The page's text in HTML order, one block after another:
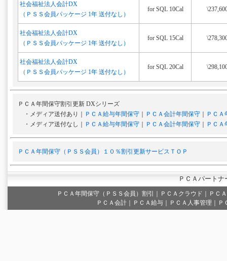
社会福祉法人会計DX
（ＰＳＳ会員パッケージ 1年 送付なし）
for SQL 10Cal
社会福祉法人会計DX
（ＰＳＳ会員パッケージ 1年 送付なし）
for SQL 15Cal
社会福祉法人会計DX
（ＰＳＳ会員パッケージ 1年 送付なし）
for SQL 20Cal
ＰＣＡ年間保守割引更新 DXシリーズ
・メディア送付あり｜
ＰＣＡ給与年間保守 ＰＣＡ会計年間保守
ＰＣＡ
・メディア送付なし｜
ＰＣＡ給与年間保守 ＰＣＡ会計年間保守 ＰＣＡ
ＰＣＡ年間保守（ＰＳＳ会員）１０％割引更新サービスＴＯＰ
ＰＣＡパート
ＰＣＡ年間保守（ＰＳＳ会員）割引 ＰＣＡクラウド
ＰＣ
ＰＣＡ会計｜ＰＣＡ給与｜ＰＣＡ人事管理｜